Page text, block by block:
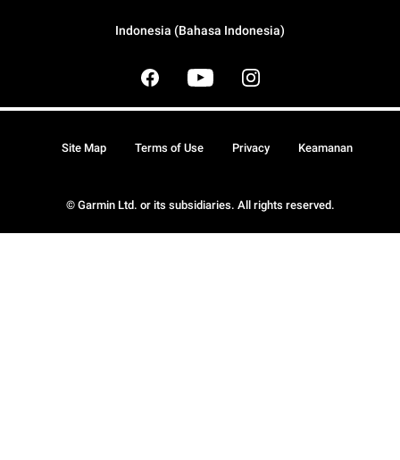
Indonesia (Bahasa Indonesia)
© Garmin Ltd. or its subsidiaries. All rights reserved.
Site Map Terms of Use Privacy Keamanan